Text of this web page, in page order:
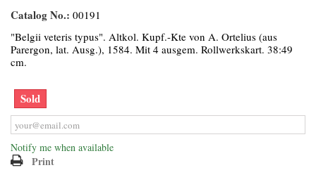
Catalog No.: 00191
"Belgii veteris typus". Altkol. Kupf.-Kte von A. Ortelius (aus
Parergon, lat. Ausg.), 1584. Mit 4 ausgem. Rollwerkskart. 38:49
cm.
Sold
Notify me when available
Print